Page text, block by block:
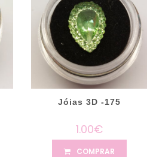
Jóias 3D -175
1.00€
COMPRAR